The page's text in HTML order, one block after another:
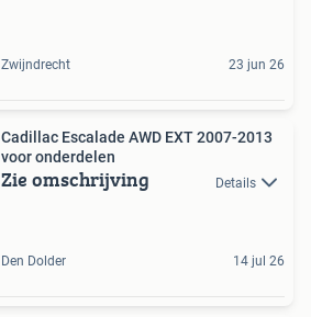
Zwijndrecht 23 jun 26
Cadillac Escalade AWD EXT 2007-2013
voor onderdelen
Zie omschrijving Details
Den Dolder 14 jul 26